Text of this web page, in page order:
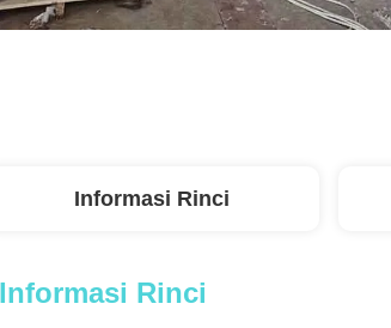
Informasi Rinci
Informasi Rinci